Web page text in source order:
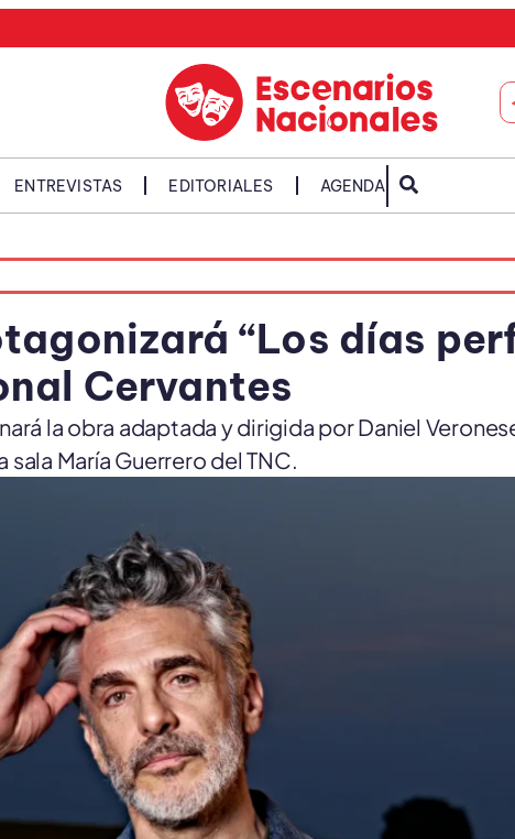
ENTREVISTAS EDITORIALES AGENDA
“Los días
Cervantes
la obra adaptada y dirigida por Daniel
María Guerrero del TNC.